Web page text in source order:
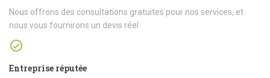
Nous offrons des consultations gratuites pour nos services, et
nous vous fournirons un devis réel
Entreprise réputée